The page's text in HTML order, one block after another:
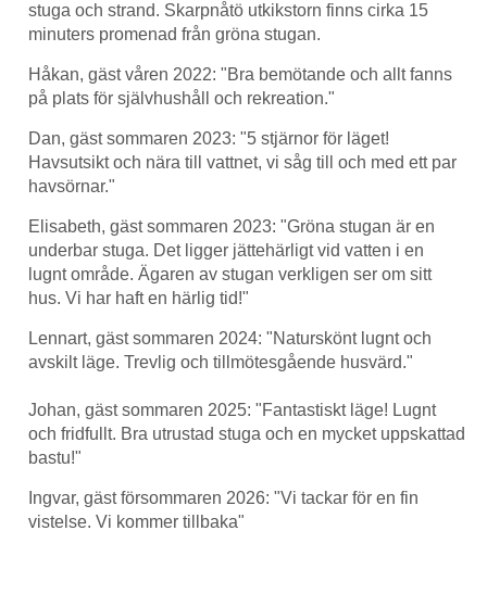
stuga och strand. Skarpnåtö utkikstorn finns cirka 15
minuters promenad från gröna stugan.
Håkan, gäst våren 2022: "Bra bemötande och allt fanns
på plats för självhushåll och rekreation."
Dan, gäst sommaren 2023: "5 stjärnor för läget!
Havsutsikt och nära till vattnet, vi såg till och med ett par
havsörnar."
Elisabeth, gäst sommaren 2023: "Gröna stugan är en
underbar stuga. Det ligger jättehärligt vid vatten i en
lugnt område. Ägaren av stugan verkligen ser om sitt
hus. Vi har haft en härlig tid!"
Lennart, gäst sommaren 2024: "Naturskönt lugnt och
avskilt läge. Trevlig och tillmötesgående husvärd."
Johan, gäst sommaren 2025: "Fantastiskt läge! Lugnt
och fridfullt. Bra utrustad stuga och en mycket uppskattad
bastu!"
Ingvar, gäst försommaren 2026: "Vi tackar för en fin
vistelse. Vi kommer tillbaka"